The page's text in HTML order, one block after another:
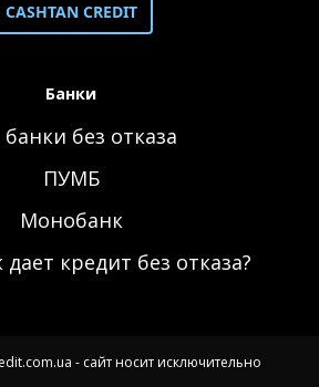
CASHTAN CREDIT
Банки
банки без отказа
ПУМБ
Монобанк
кредит без отказа?
- сайт носит исключительно